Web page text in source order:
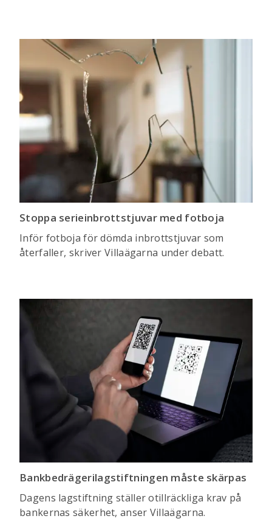
Stoppa serieinbrottstjuvar med fotboja
Inför fotboja för dömda inbrottstjuvar som
återfaller, skriver Villaägarna under debatt.
Bankbedrägerilagstiftningen måste skärpas
Dagens lagstiftning ställer otillräckliga krav på
bankernas säkerhet, anser Villaägarna.